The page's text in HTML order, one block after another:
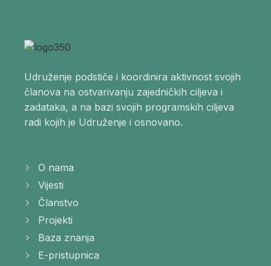
Udruženje podstiče i koordinira aktivnost svojih
članova na ostvarivanju zajedničkih ciljeva i
zadataka, a na bazi svojih programskih ciljeva
radi kojih je Udruženje i osnovano.
O nama
Vijesti
Članstvo
Projekti
Baza znanja
E-pristupnica